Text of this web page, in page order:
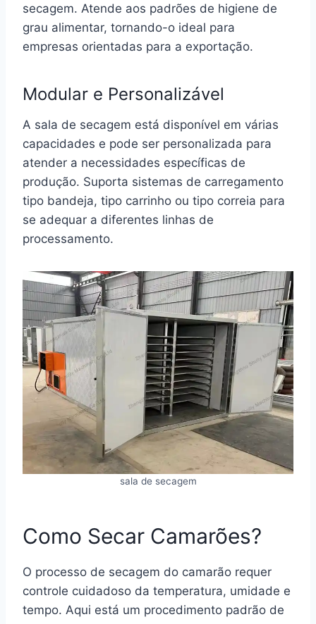
secagem. Atende aos padrões de higiene de
grau alimentar, tornando-o ideal para
empresas orientadas para a exportação.
Modular e Personalizável
A sala de secagem está disponível em várias
capacidades e pode ser personalizada para
atender a necessidades específicas de
produção. Suporta sistemas de carregamento
tipo bandeja, tipo carrinho ou tipo correia para
se adequar a diferentes linhas de
processamento.
sala de secagem
Como Secar Camarões?
O processo de secagem do camarão requer
controle cuidadoso da temperatura, umidade e
tempo. Aqui está um procedimento padrão de